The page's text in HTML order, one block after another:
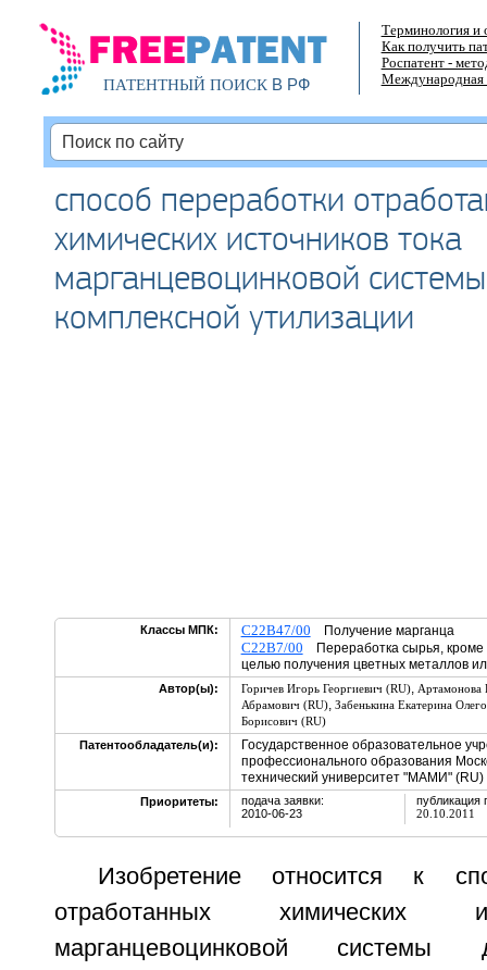
ПАТЕНТНЫЙ ПОИСКВ РФ
Терминология и
Как получить
Роспатент -
Международная
способ переработки
химических источников тока
марганцевоцинковой
комплексной утилизации
Классы МПК: C22B47/00 Получение марганца
C22B7/00 Переработка сырья, кроме
целью получения цветных металлов
Автор(ы): Горичев Игорь Георгиевич (RU), Артамонова
Абрамович (RU), Забенькина Екатерина
Борисович (RU)
Патентообладатель(и):
Государственное образовательное
профессионального образования
технический университет "МАМИ" (RU)
Приоритеты:
подача заявки:
2010-06-23
публикация
20.10.2011
Изобретение относится к
отработанных химических
марганцевоцинковой системы